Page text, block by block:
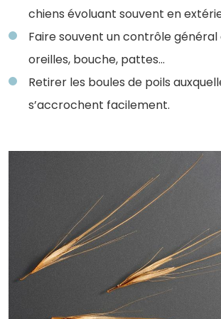
chiens évoluant souvent en
Faire souvent un contrôle général
oreilles, bouche, pattes…
Retirer les boules de poils
s’accrochent facilement.